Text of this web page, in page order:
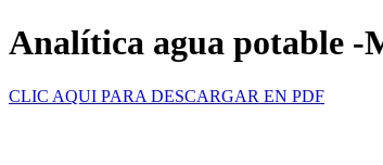
Analítica agua potable -
CLIC AQUI PARA DESCARGAR EN PDF